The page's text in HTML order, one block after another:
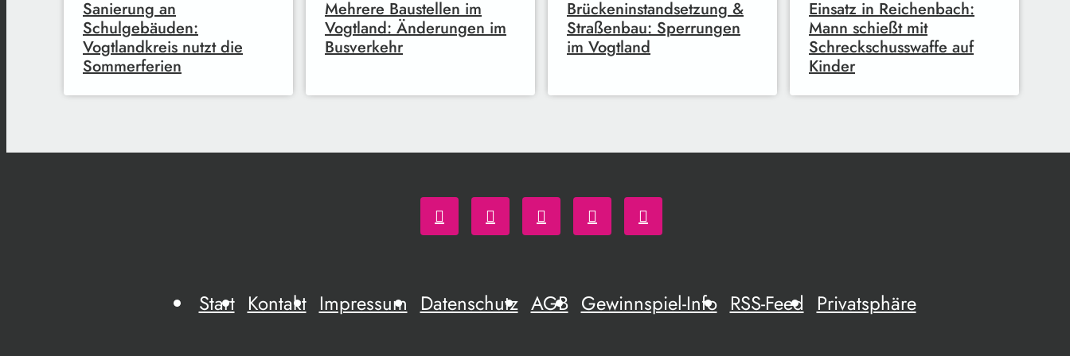
Sanierung an
Schulgebäuden:
Vogtlandkreis nutzt die
Sommerferien
Mehrere Baustellen im
Vogtland: Änderungen im
Busverkehr
Brückeninstandsetzung &
Straßenbau: Sperrungen
im Vogtland
Einsatz in Reichenbach:
Mann schießt mit
Schreckschusswaffe auf
Kinder
Start Kontakt Impressum Datenschutz AGB Gewinnspiel-Info RSS-Feed Privatsphäre